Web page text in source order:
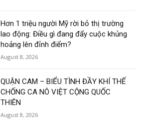
Hơn 1 triệu người Mỹ rời bỏ thị trường
lao động: Điều gì đang đẩy cuộc khủng
hoảng lên đỉnh điểm?
August 8, 2026
QUẬN CAM – BIỂU TÌNH ĐẦY KHÍ THẾ
CHỐNG CA NÔ VIỆT CỘNG QUỐC
THIÊN
August 8, 2026